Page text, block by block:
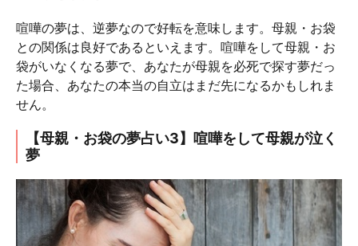
喧嘩の夢は、逆夢なので好転を意味します。母親・お袋
との関係は良好であるといえます。喧嘩をして母親・お
袋がいなくなる夢で、あなたが母親を必死で探す夢だっ
た場合、あなたの本当の自立はまだ先になるかもしれま
せん。
【母親・お袋の夢占い3】喧嘩をして母親が泣く
夢